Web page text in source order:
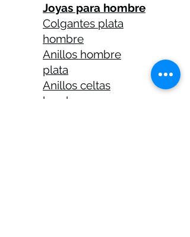
Joyas para hombre
Colgantes plata
hombre
Anillos hombre
plata
Anillos celtas
hombre